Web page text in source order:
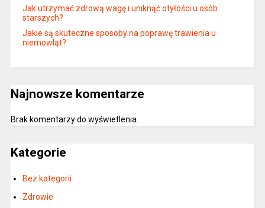
Jak utrzymać zdrową wagę i uniknąć otyłości u osób
starszych?
Jakie są skuteczne sposoby na poprawę trawienia u
niemowląt?
Najnowsze komentarze
Brak komentarzy do wyświetlenia.
Kategorie
Bez kategorii
Zdrowie